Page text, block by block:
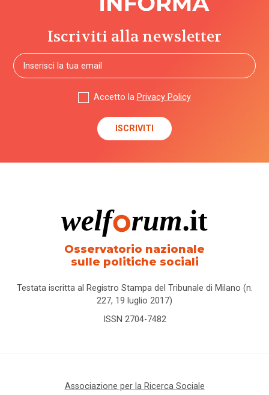
Iscriviti alla newsletter
Accetto la Privacy Policy
Osservatorio nazionale
sulle politiche sociali
Testata iscritta al Registro Stampa del Tribunale di Milano (n.
227, 19 luglio 2017)
ISSN 2704-7482
Associazione per la Ricerca Sociale